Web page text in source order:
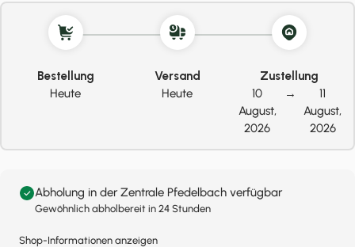
Bestellung
Heute
Versand
Heute
Zustellung
10
August,
2026
→
11
August,
2026
Abholung in der Zentrale Pfedelbach verfügbar
Gewöhnlich abholbereit in 24 Stunden
Shop-Informationen anzeigen